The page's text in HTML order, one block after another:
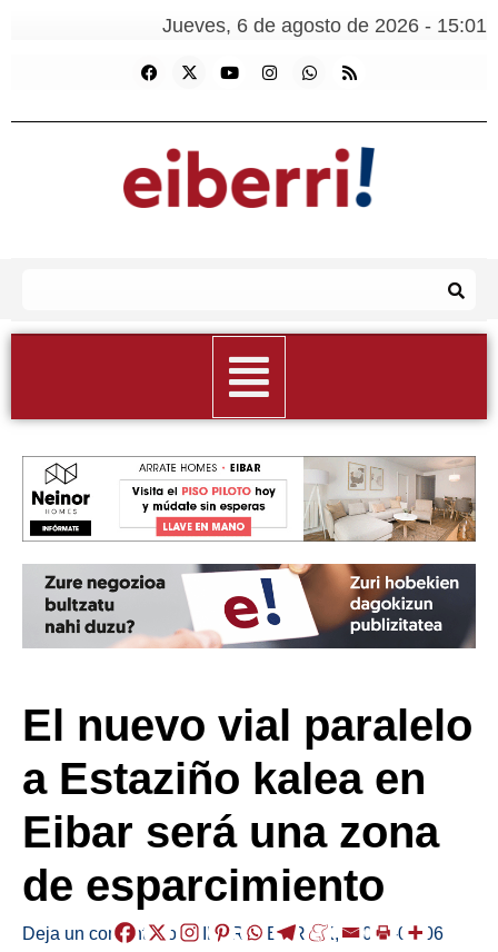
Jueves, 6 de agosto de 2026 - 15:01
El nuevo vial paralelo
a Estaziño kalea en
Eibar será una zona
de esparcimiento
Deja un comentario /EIBAR ,HERRIAK,/2024-09-06